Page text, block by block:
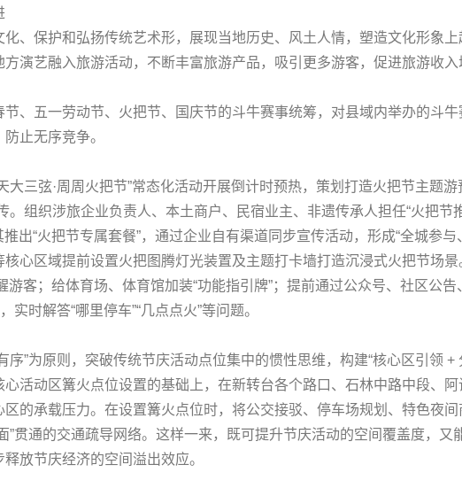
、保护和弘扬传统艺术形，展现当地历史、风土人情，塑造文化形象
演艺融入旅游活动，不断丰富旅游产品，吸引更多游客，促进旅游收入
、五一劳动节、火把节、国庆节的斗牛赛事统筹，对县域内举办的斗
止无序竞争。
大三弦·周周火把节”常态化活动开展倒计时预热，策划打造火把节主题
。组织涉旅企业负责人、本土商户、民宿业主、非遗传承人担任“火把节
出“火把节专属套餐”，通过企业自有渠道同步宣传活动，形成“全城参与
心区域提前设置火把图腾灯光装置及主题打卡墙打造沉浸式火把节场
客；给体育场、体育馆加装“功能指引牌”；提前通过公众号、社区公
实时解答“哪里停车”“几点点火”等问题。
序”为原则，突破传统节庆活动点位集中的惯性思维，构建“核心区引领 +
活动区篝火点位设置的基础上，在新转台各个路口、石林中路中段、
的承载压力。在设置篝火点位时，将公交接驳、停车场规划、特色夜间
”贯通的交通疏导网络。这样一来，既可提升节庆活动的空间覆盖度，又
放节庆经济的空间溢出效应。